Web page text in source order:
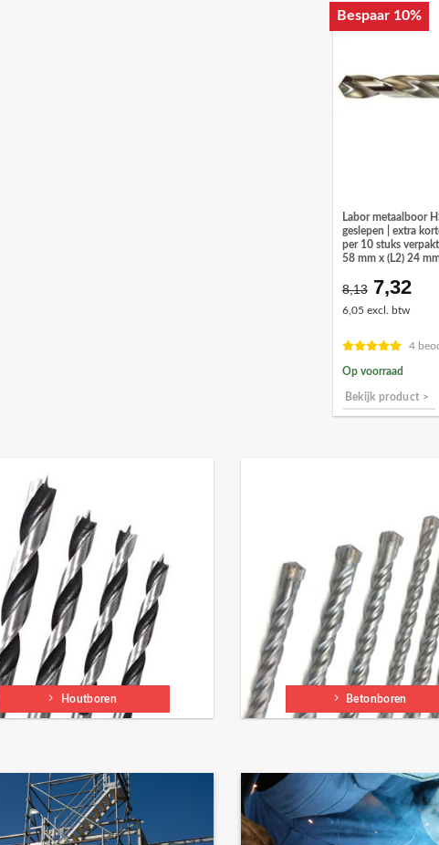
Bespaar 10%
Labor metaalboor
geslepen | extra
per 10 stuks
58 mm x (L2) 24
8,13
prijs
€8,13.
7,32
6,05 excl. btw
4
Op voorraad
Bekijk product >
Houtboren Betonboren